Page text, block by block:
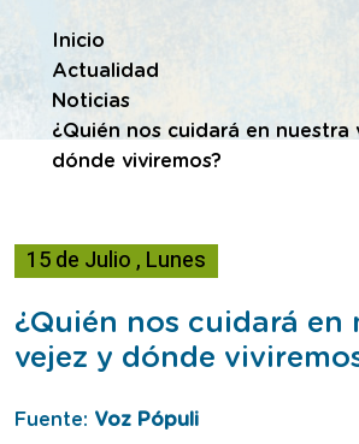
Te encuentras en
Inicio
Actualidad
Noticias
¿Quién nos cuidará en nuestra
dónde viviremos?
15de Julio, Lunes
¿Quién nos cuidará en
vejez y dónde
Fuente: Voz Pópuli